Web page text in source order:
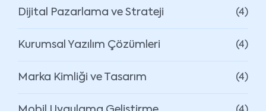
Dijital Pazarlama ve Strateji (4)
Kurumsal Yazılım Çözümleri (4)
Marka Kimliği ve Tasarım (4)